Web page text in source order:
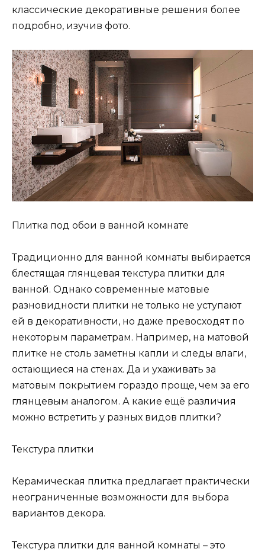
классические декоративные решения более
подробно, изучив фото.
Плитка под обои в ванной комнате
Традиционно для ванной комнаты выбирается
блестящая глянцевая текстура плитки для
ванной. Однако современные матовые
разновидности плитки не только не уступают
ей в декоративности, но даже превосходят по
некоторым параметрам. Например, на матовой
плитке не столь заметны капли и следы влаги,
остающиеся на стенах. Да и ухаживать за
матовым покрытием гораздо проще, чем за его
глянцевым аналогом. А какие ещё различия
можно встретить у разных видов плитки?
Текстура плитки
Керамическая плитка предлагает практически
неограниченные возможности для выбора
вариантов декора.
Текстура плитки для ванной комнаты – это